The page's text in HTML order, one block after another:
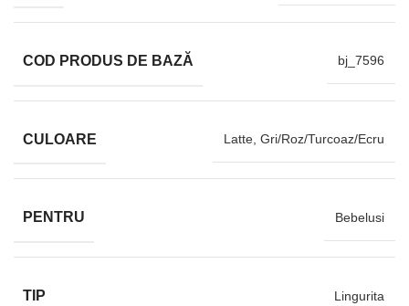
COD PRODUS DE BAZĂ bj_7596
CULOARE Latte, Gri/Roz/Turcoaz/Ecru
PENTRU Bebelusi
TIP Lingurita